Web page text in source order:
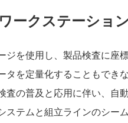
ークステーション
ジを使用し、製品検査に
タを定量化することもで
査の普及と応用に伴い、
ステムと組立ラインのシ